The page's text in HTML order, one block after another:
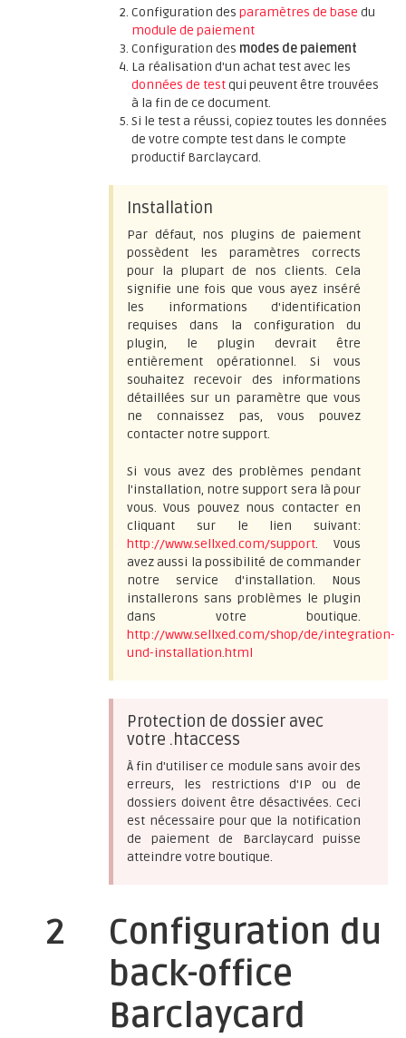
Configuration des paramètres de base du
module de paiement
Configuration des modes de paiement
La réalisation d'un achat test avec les
données de testqui peuvent être trouvées
à la fin de ce document.
Si le test a réussi, copiez toutes les données
de votre compte test dans le compte
productif Barclaycard.
Installation
Par défaut, nos plugins de paiement
possèdent les paramètres corrects
pour la plupart de nos clients. Cela
signifie une fois que vous ayez inséré
les informations d'identification
requises dans la configuration du
plugin, le plugin devrait être
entièrement opérationnel. Si vous
souhaitez recevoir des informations
détaillées sur un paramètre que vous
ne connaissez pas, vous pouvez
contacter notre support.
Si vous avez des problèmes pendant
l'installation, notre support sera là pour
vous. Vous pouvez nous contacter en
cliquant sur le lien suivant:
http://www.sellxed.com/support. Vous
avez aussi la possibilité de commander
notre service d'installation. Nous
installerons sans problèmes le plugin
dans votre boutique.
http://www.sellxed.com/shop/de/integration-
und-installation.html
Protection de dossier avec
votre .htaccess
À fin d'utiliser ce module sans avoir des
erreurs, les restrictions d'IP ou de
dossiers doivent être désactivées. Ceci
est nécessaire pour que la notification
de paiement de Barclaycard puisse
atteindre votre boutique.
2
Configuration du
back-office
Barclaycard